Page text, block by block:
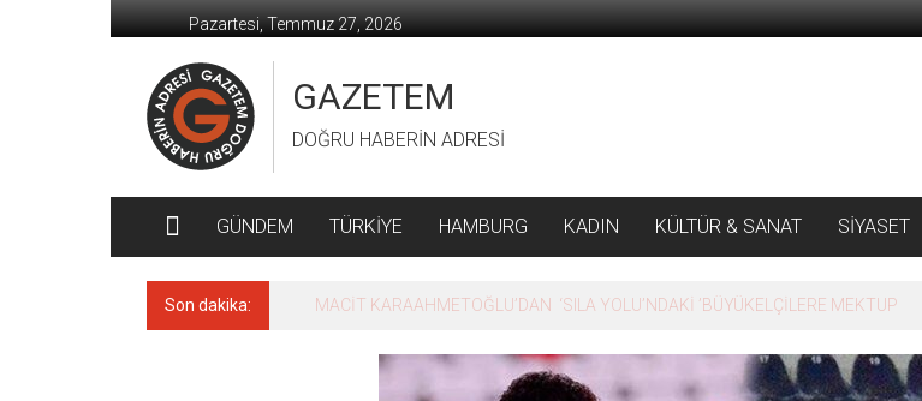
geç
Pazartesi, Temmuz 27, 2026
GAZETEM
DOĞRU HABERİN ADRESİ
GÜNDEM TÜRKİYE HAMBURG KADIN KÜLTÜR & SANAT SİYASET
Son dakika: MACİT KARAAHMETOĞLU’DAN ‘SILA YOLU’NDAKİ ’BÜYÜKELÇİLERE MEKTUP